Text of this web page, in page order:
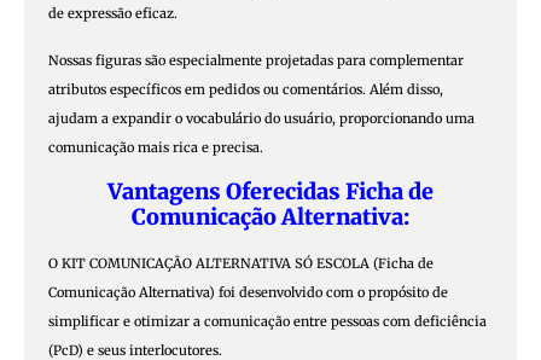
de expressão eficaz.
Nossas figuras são especialmente projetadas para complementar
atributos específicos em pedidos ou comentários. Além disso,
ajudam a expandir o vocabulário do usuário, proporcionando uma
comunicação mais rica e precisa.
Vantagens Oferecidas Ficha de
Comunicação Alternativa:
O KIT COMUNICAÇÃO ALTERNATIVA SÓ ESCOLA (Ficha de
Comunicação Alternativa) foi desenvolvido com o propósito de
simplificar e otimizar a comunicação entre pessoas com deficiência
(PcD) e seus interlocutores.